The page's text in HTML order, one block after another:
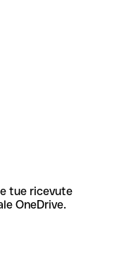
tue ricevute
OneDrive.